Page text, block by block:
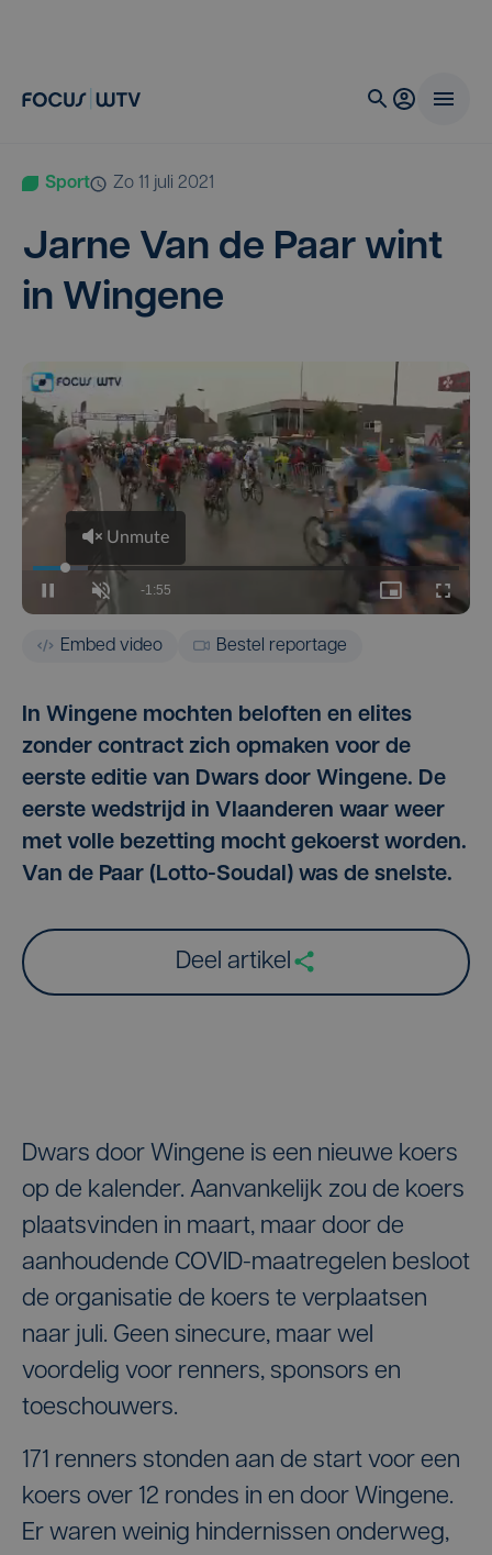
Sport zo 11 juli 2021
Jar­ne Van de Paar wint
in Wingene
Embed video Bestel reportage
In Wingene mochten beloften en elites
zonder contract zich opmaken voor de
eerste editie van Dwars door Wingene. De
eerste wedstrijd in Vlaanderen waar weer
met volle bezetting mocht gekoerst worden.
Van de Paar (Lotto-Soudal) was de snelste.
Deel artikel
Dwars door Wingene is een nieuwe koers
op de kalender. Aanvankelijk zou de koers
plaatsvinden in maart, maar door de
aanhoudende COVID-maatregelen besloot
de organisatie de koers te verplaatsen
naar juli. Geen sinecure, maar wel
voordelig voor renners, sponsors en
toeschouwers.
171 renners stonden aan de start voor een
koers over 12 rondes in en door Wingene.
Er waren weinig hindernissen onderweg,